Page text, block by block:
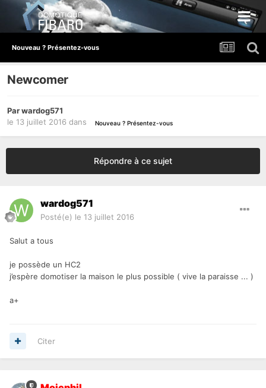
Nouveau ? Présentez-vous
Newcomer
Parwardog571
le 13 juillet 2016 dans Nouveau ? Présentez-vous
Répondre à ce sujet
wardog571
Posté(e) le 13 juillet 2016
Salut a tous
je possède un HC2
j’espère domotiser la maison le plus possible ( vive la paraisse ... )
a+
Citer